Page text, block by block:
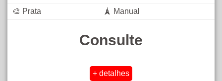
🎨 Prata
🗼 Manual
Consulte